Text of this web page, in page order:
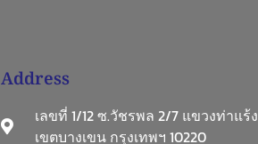
Address
เลขที่ 1/12 ซ.วัชรพล 2/7 แขวงท่าแร้ง
เขตบางเขน กรุงเทพฯ 10220